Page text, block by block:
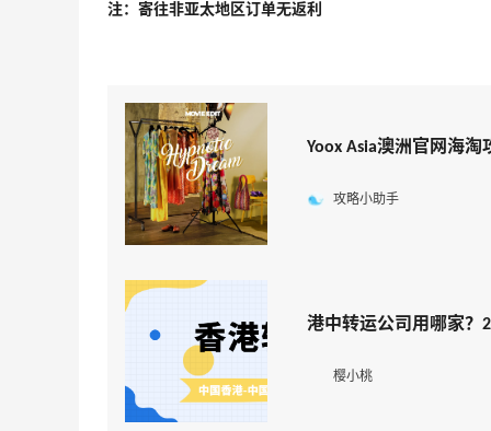
注：寄往非亚太地区订单无返利
Yoox Asia澳洲官网海淘
攻略小助手
港中转运公司用哪家？
樱小桃